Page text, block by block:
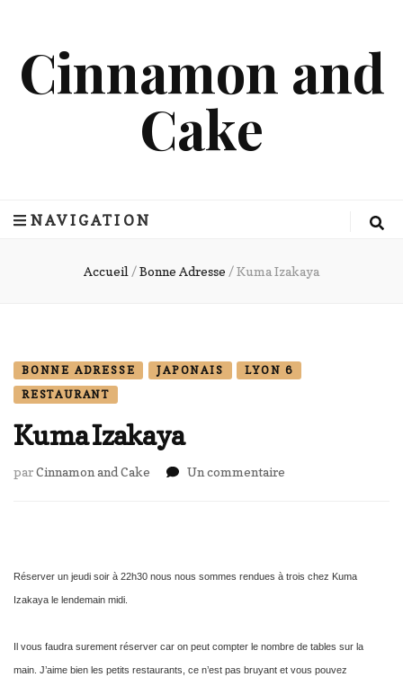
Cinnamon and
Cake
NAVIGATION
Accueil /Bonne Adresse /Kuma Izakaya
BONNE ADRESSE JAPONAIS
LYON 6
RESTAURANT
Kuma Izakaya
parCinnamon and Cake Un commentaire
Réserver un jeudi soir à 22h30 nous nous sommes rendues à trois chez Kuma
Izakaya le lendemain midi.
Il vous faudra surement réserver car on peut compter le nombre de tables sur la
main. J’aime bien les petits restaurants, ce n’est pas bruyant et vous pouvez